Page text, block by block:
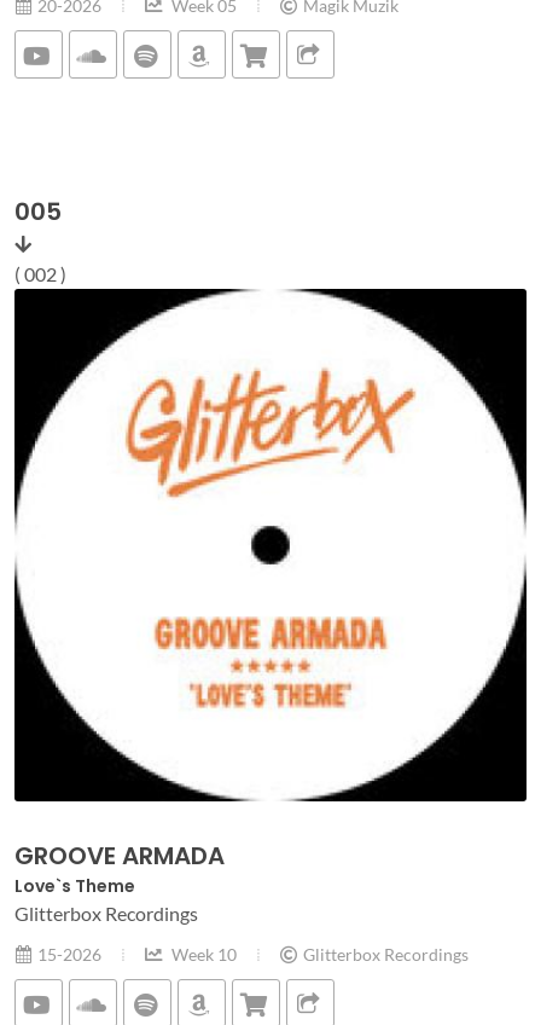
20-2026 Week 05 Magik Muzik
005
( 002 )
GROOVE ARMADA
Love`s Theme
Glitterbox Recordings
15-2026 Week 10 Glitterbox Recordings